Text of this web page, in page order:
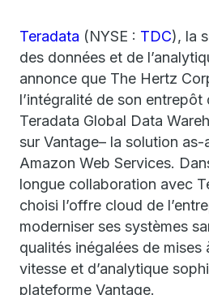
Teradata (NYSE : TDC), la
des données et de
annonce que The Hertz
l’intégralité de son entrepôt
Teradata Global Data
sur Vantage– la solution
Amazon Web Services.
longue collaboration avec
choisi l’offre cloud de
moderniser ses systèmes
qualités inégalées de mises
vitesse et d’analytique
plateforme Vantage.